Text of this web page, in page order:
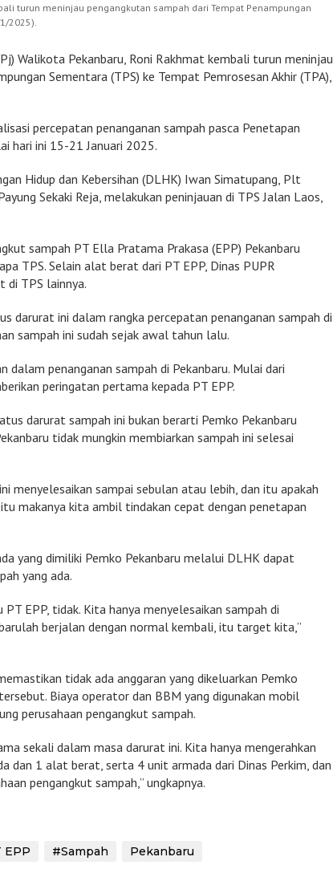
turun meninjau pengangkutan sampah dari Tempat Penampungan
2025).
Walikota Pekanbaru, Roni Rakhmat kembali turun meninjau
Sementara (TPS) ke Tempat Pemrosesan Akhir (TPA),
percepatan penanganan sampah pasca Penetapan
hari ini 15-21 Januari 2025.
Hidup dan Kebersihan (DLHK) Iwan Simatupang, Plt
Sekaki Reja, melakukan peninjauan di TPS Jalan Laos,
sampah PT Ella Pratama Prakasa (EPP) Pekanbaru
TPS. Selain alat berat dari PT EPP, Dinas PUPR
di TPS lainnya.
darurat ini dalam rangka percepatan penanganan sampah di
sampah ini sudah sejak awal tahun lalu.
dalam penanganan sampah di Pekanbaru. Mulai dari
peringatan pertama kepada PT EPP.
darurat sampah ini bukan berarti Pemko Pekanbaru
tidak mungkin membiarkan sampah ini selesai
menyelesaikan sampai sebulan atau lebih, dan itu apakah
makanya kita ambil tindakan cepat dengan penetapan
yang dimiliki Pemko Pekanbaru melalui DLHK dapat
yang ada.
EPP, tidak. Kita hanya menyelesaikan sampah di
berjalan dengan normal kembali, itu target kita,”
tidak ada anggaran yang dikeluarkan Pemko
Biaya operator dan BBM yang digunakan mobil
perusahaan pengangkut sampah.
sekali dalam masa darurat ini. Kita hanya mengerahkan
dan 1 alat berat, serta 4 unit armada dari Dinas Perkim, dan
pengangkut sampah,” ungkapnya.
EPP #Sampah Pekanbaru